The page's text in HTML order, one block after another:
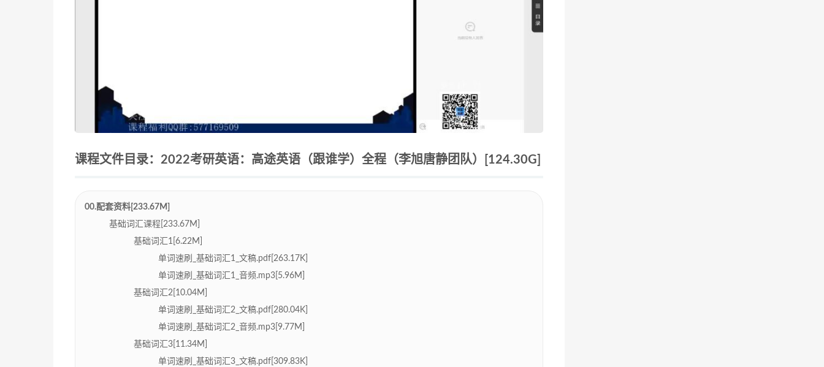
课程文件目录：2022考研英语：高途英语（跟谁学）全程（李旭唐静团队）[124.30G]
00.配套资料[233.67M]
基础词汇课程[233.67M]
基础词汇1[6.22M]
单词速刷_基础词汇1_文稿.pdf[263.17K]
单词速刷_基础词汇1_音频.mp3[5.96M]
基础词汇2[10.04M]
单词速刷_基础词汇2_文稿.pdf[280.04K]
单词速刷_基础词汇2_音频.mp3[9.77M]
基础词汇3[11.34M]
单词速刷_基础词汇3_文稿.pdf[309.83K]